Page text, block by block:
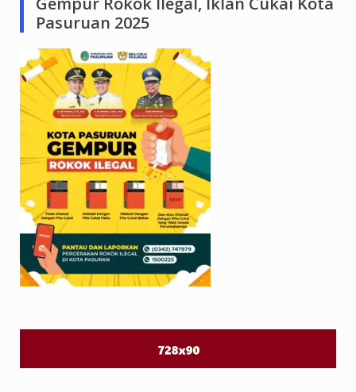
Pasuruan 2025